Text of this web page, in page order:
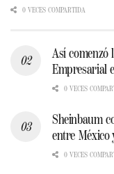
0 VECES COMPARTIDA
Así comenzó
Empresarial
0 VECES
Sheinbaum
entre México
0 VECES